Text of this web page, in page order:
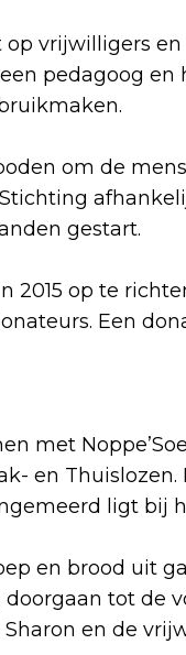
vrijwilligers
pedagoog
om de
gestart.
2015 op te
Een
met
en Thuislozen.
ligt bij
en brood uit
tot de
en de